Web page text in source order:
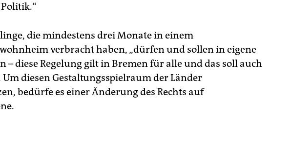
die mindestens drei Monate in einem
verbracht haben, „dürfen und sollen in eigene
– diese Regelung gilt in Bremen für alle und das soll auch
Um diesen Gestaltungsspielraum der Länder
bedürfe es einer Änderung des Rechts auf